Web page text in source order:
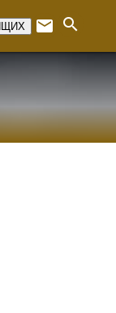
email search